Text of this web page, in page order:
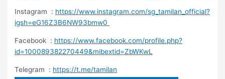
Instagram : https://www.instagram.com/sg_tamilan_official?
igsh=eG16Z3B6NW93bmw0
Facebook : https://www.facebook.com/profile.php?
id=100089382270449&mibextid=ZbWKwL
Telegram : https://t.me/tamilan